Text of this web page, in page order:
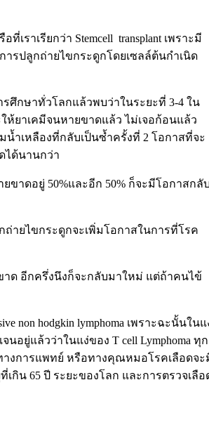
ที่เราเรียกว่า Stemcell transplant เพราะมี
รปลูกถ่ายไขกระดูกโดยเซลล์ต้นกำเนิด
ศึกษาทั่วโลกแล้วพบว่าในระยะที่ 3-4 ใน
ห้ยาเคมีจนหายขาดแล้ว ไม่เจอก้อนแล้ว
ำเหลืองที่กลับเป็นซ้ำครั้งที่ 2 โอกาสที่จะ
ได้นานกว่า
ขาดอยู่ 50%และอีก 50% ก็จะมีโอกาสกลั
ายไขกระดูกจะเพิ่มโอกาสในการที่โรค
ด อีกครึ่งนึงก็จะกลับมาใหม่ แต่ถ้าคนไข้
non hodgkin lymphoma เพราะฉะนั้นในแ
นอยู่แล้วว่าในแง่ของ T cell Lymphoma ทุก
งการแพทย์ หรือทางคุณหมอโรคเลือดจะ
กิน 65 ปี ระยะของโลก และการตรวจเลือ